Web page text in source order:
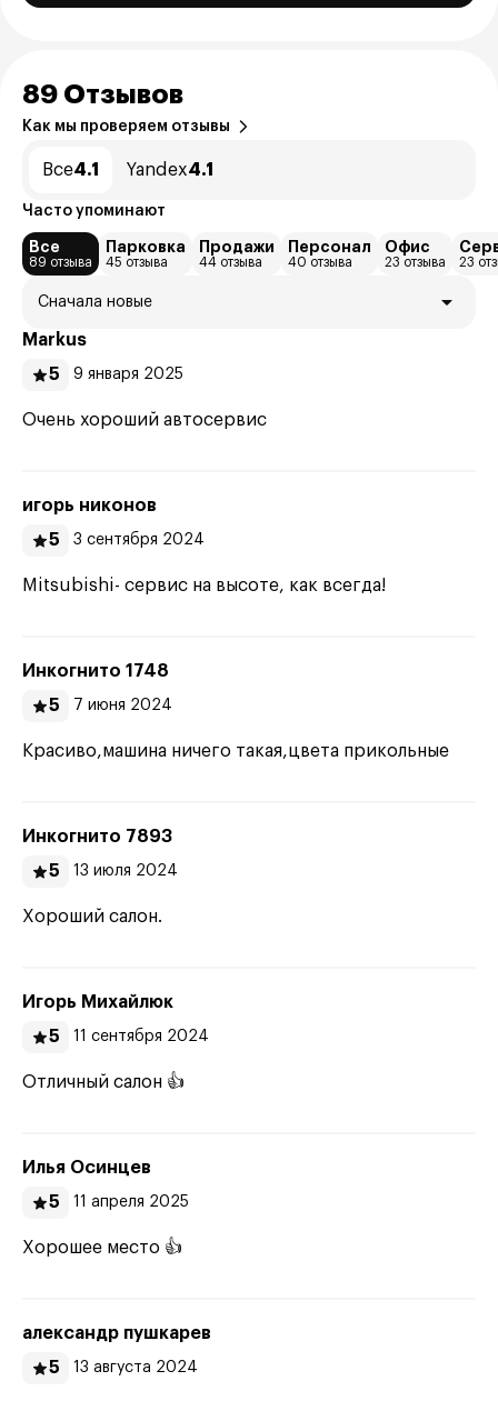
89 Отзывов
Как мы проверяем отзывы
Все4.1 Yandex4.1
Часто упоминают
Все
89 отзыва
Парковка
45 отзыва
Продажи
44 отзыва
Персонал
40 отзыва
Офис
23 отзыва 23
Сначала новые
Markus
5
9 января 2025
Очень хороший автосервис
игорь никонов
5
3 сентября 2024
Mitsubishi- сервис на высоте, как всегда!
Инкогнито 1748
5
7 июня 2024
Красиво,машина ничего такая,цвета прикольные
Инкогнито 7893
5
13 июля 2024
Хороший салон.
Игорь Михайлюк
5
11 сентября 2024
Отличный салон 👍
Илья Осинцев
5
11 апреля 2025
Хорошее место 👍
александр пушкарев
5
13 августа 2024